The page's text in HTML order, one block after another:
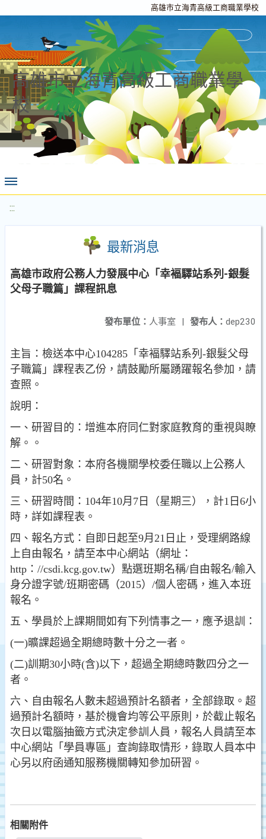
高雄市立海青高級工商職業學校
高雄市立海青高級工商職業學
校
:::
最新消息
高雄市政府公務人力發展中心「幸褔驛站系列-銀髮
父母子職篇」課程訊息
發布人： dep230
發布單位： 人事室 |
主旨：檢送本中心104285「幸褔驛站系列-銀髮父母
子職篇」課程表乙份，請鼓勵所屬踴躍報名參加，請
查照。
說明：
一、研習目的：增進本府同仁對家庭教育的重視與瞭
解。。
二、研習對象：本府各機關學校委任職以上公務人
員，計50名。
三、研習時間：104年10月7日（星期三），計1日6小
時，詳如課程表。
四、報名方式：自即日起至9月21日止，受理網路線
上自由報名，請至本中心網站（網址：
http：//csdi.kcg.gov.tw）點選班期名稱/自由報名/輸入
身分證字號/班期密碼（2015）/個人密碼，進入本班
報名。
五、學員於上課期間如有下列情事之一，應予退訓：
(一)曠課超過全期總時數十分之一者。
(二)訓期30小時(含)以下，超過全期總時數四分之一
者。
六、自由報名人數未超過預計名額者，全部錄取。超
過預計名額時，基於機會均等公平原則，於截止報名
次日以電腦抽籤方式決定參訓人員，報名人員請至本
中心網站「學員專區」查詢錄取情形，錄取人員本中
心另以府函通知服務機關轉知參加研習。
相關附件